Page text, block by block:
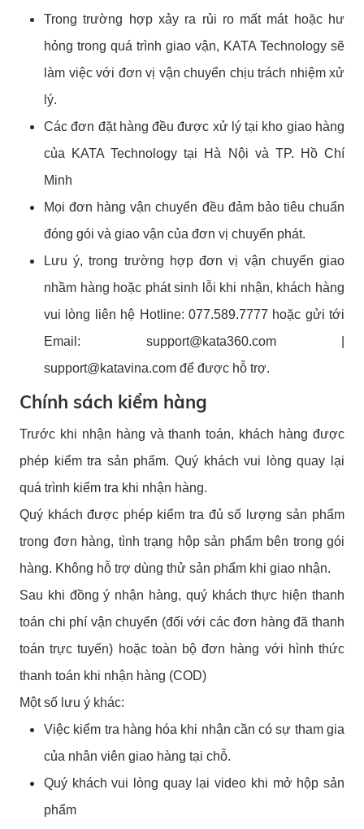
Trong trường hợp xảy ra rủi ro mất mát hoặc hư
hỏng trong quá trình giao vận, KATA Technology sẽ
làm việc với đơn vị vận chuyển chịu trách nhiệm xử
lý.
Các đơn đặt hàng đều được xử lý tại kho giao hàng
của KATA Technology tại Hà Nội và TP. Hồ Chí
Minh
Mọi đơn hàng vận chuyển đều đảm bảo tiêu chuẩn
đóng gói và giao vận của đơn vị chuyển phát.
Lưu ý, trong trường hợp đơn vị vận chuyển giao
nhầm hàng hoặc phát sinh lỗi khi nhận, khách hàng
vui lòng liên hệ Hotline: 077.589.7777 hoặc gửi tới
Email: support@kata360.com|
support@katavina.com để được hỗ trợ.
Chính sách kiểm hàng
Trước khi nhận hàng và thanh toán, khách hàng được
phép kiểm tra sản phẩm. Quý khách vui lòng quay lại
quá trình kiểm tra khi nhận hàng.
Quý khách được phép kiểm tra đủ số lượng sản phẩm
trong đơn hàng, tình trạng hộp sản phẩm bên trong gói
hàng. Không hỗ trợ dùng thử sản phẩm khi giao nhận.
Sau khi đồng ý nhận hàng, quý khách thực hiện thanh
toán chi phí vận chuyển (đối với các đơn hàng đã thanh
toán trực tuyến) hoặc toàn bộ đơn hàng với hình thức
thanh toán khi nhận hàng (COD)
Một số lưu ý khác:
Việc kiểm tra hàng hóa khi nhận cần có sự tham gia
của nhân viên giao hàng tại chỗ.
Quý khách vui lòng quay lại video khi mở hộp sản
phẩm